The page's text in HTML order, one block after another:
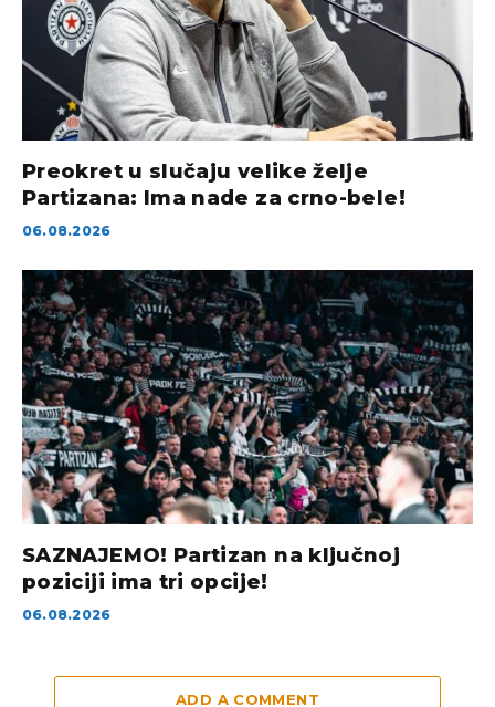
Preokret u slučaju velike želje
Partizana: Ima nade za crno-bele!
06.08.2026
SAZNAJEMO! Partizan na ključnoj
poziciji ima tri opcije!
06.08.2026
ADD A COMMENT